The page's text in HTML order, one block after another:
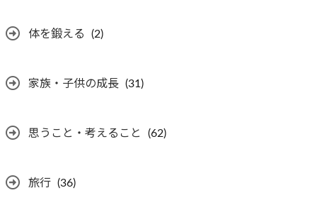
体を鍛える (2)
家族・子供の成長 (31)
思うこと・考えること (62)
旅行 (36)